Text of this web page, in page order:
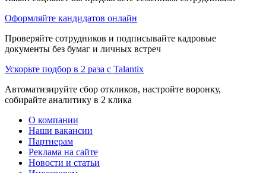
Оформляйте кандидатов онлайн
Проверяйте сотрудников и подписывайте кадровые
документы без бумаг и личных встреч
Ускорьте подбор в 2 раза с Talantix
Автоматизируйте сбор откликов, настройте воронку,
собирайте аналитику в 2 клика
О компании
Наши вакансии
Партнерам
Реклама на сайте
Новости и статьи